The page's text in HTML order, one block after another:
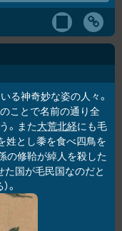
る神奇妙な姿の人々。
のことで名前の通り全
。また大荒北経にも毛
姓とし黍を食べ四鳥を
の修鞈が綽人を殺した
た国が毛民国なのだと
。